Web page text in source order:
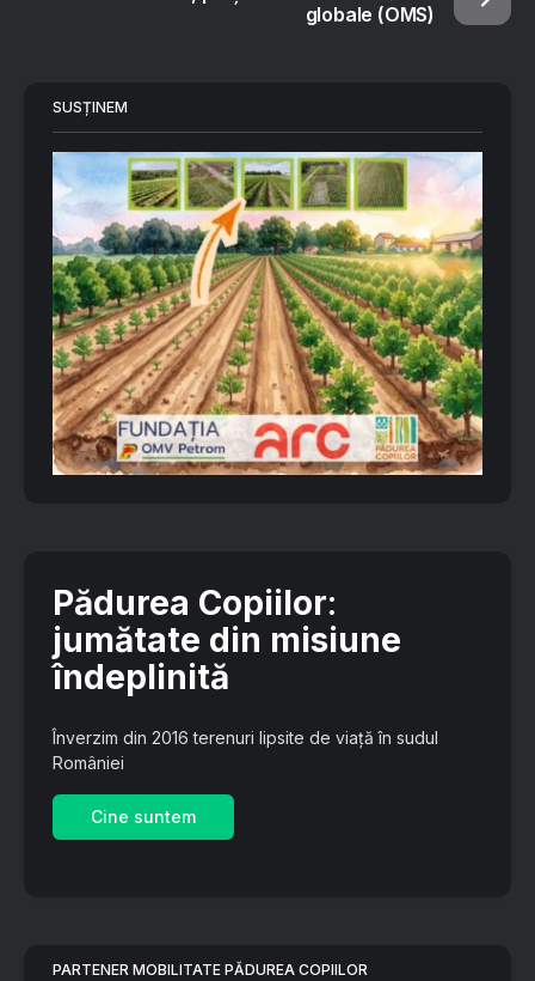
globale (OMS)
SUSȚINEM
Pădurea Copiilor:
jumătate din misiune
îndeplinită
Înverzim din 2016 terenuri lipsite de viață în sudul
României
Cine suntem
PARTENER MOBILITATE PĂDUREA COPIILOR